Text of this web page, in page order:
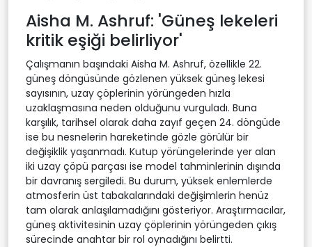
Aisha M. Ashruf: 'Güneş lekeleri
kritik eşiği belirliyor'
Çalışmanın başındaki Aisha M. Ashruf, özellikle 22.
güneş döngüsünde gözlenen yüksek güneş lekesi
sayısının, uzay çöplerinin yörüngeden hızla
uzaklaşmasına neden olduğunu vurguladı. Buna
karşılık, tarihsel olarak daha zayıf geçen 24. döngüde
ise bu nesnelerin hareketinde gözle görülür bir
değişiklik yaşanmadı. Kutup yörüngelerinde yer alan
iki uzay çöpü parçası ise model tahminlerinin dışında
bir davranış sergiledi. Bu durum, yüksek enlemlerde
atmosferin üst tabakalarındaki değişimlerin henüz
tam olarak anlaşılamadığını gösteriyor. Araştırmacılar,
güneş aktivitesinin uzay çöplerinin yörüngeden çıkış
sürecinde anahtar bir rol oynadığını belirtti.